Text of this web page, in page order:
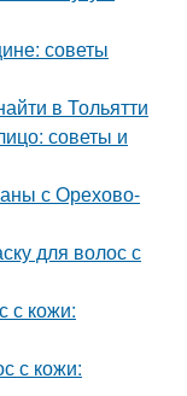
советы
в Тольятти
советы и
с Орехово-
для волос с
с кожи:
с кожи: